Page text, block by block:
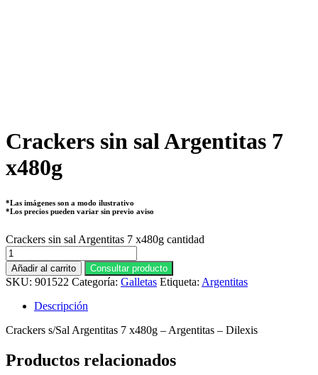
Crackers sin sal Argentitas 7
x480g
*Las imágenes son a modo ilustrativo
*Los precios pueden variar sin previo aviso
Crackers sin sal Argentitas 7 x480g cantidad
Añadir al carrito Consultar producto
SKU: 901522 Categoría: Galletas Etiqueta: Argentitas
Descripción
Crackers s/Sal Argentitas 7 x480g – Argentitas – Dilexis
Productos relacionados